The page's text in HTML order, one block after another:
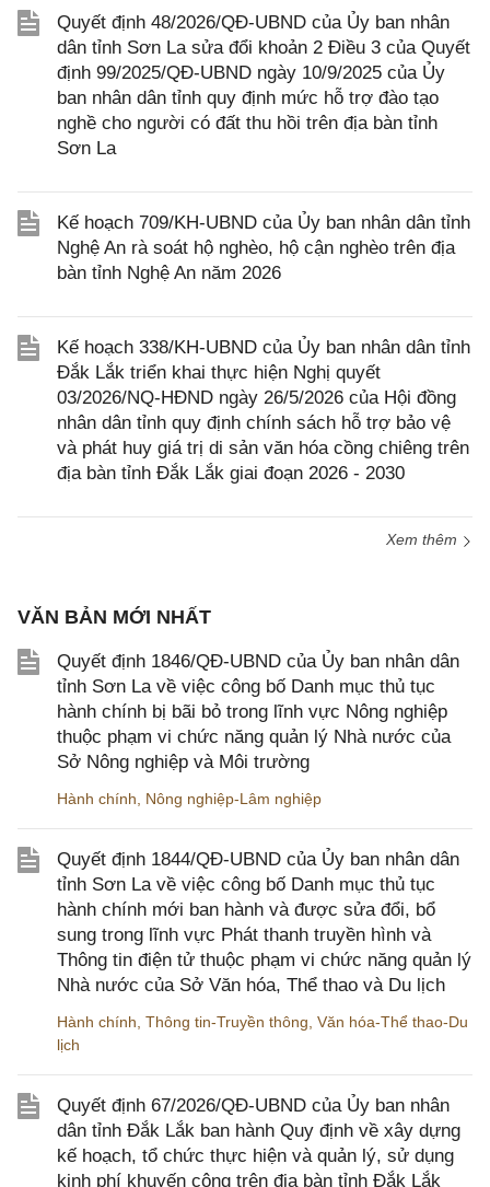
Quyết định 48/2026/QĐ-UBND của Ủy ban nhân
dân tỉnh Sơn La sửa đổi khoản 2 Điều 3 của Quyết
định 99/2025/QĐ-UBND ngày 10/9/2025 của Ủy
ban nhân dân tỉnh quy định mức hỗ trợ đào tạo
nghề cho người có đất thu hồi trên địa bàn tỉnh
Sơn La
Kế hoạch 709/KH-UBND của Ủy ban nhân dân tỉnh
Nghệ An rà soát hộ nghèo, hộ cận nghèo trên địa
bàn tỉnh Nghệ An năm 2026
Kế hoạch 338/KH-UBND của Ủy ban nhân dân tỉnh
Đắk Lắk triển khai thực hiện Nghị quyết
03/2026/NQ-HĐND ngày 26/5/2026 của Hội đồng
nhân dân tỉnh quy định chính sách hỗ trợ bảo vệ
và phát huy giá trị di sản văn hóa cồng chiêng trên
địa bàn tỉnh Đắk Lắk giai đoạn 2026 - 2030
Xem thêm
VĂN BẢN MỚI NHẤT
Quyết định 1846/QĐ-UBND của Ủy ban nhân dân
tỉnh Sơn La về việc công bố Danh mục thủ tục
hành chính bị bãi bỏ trong lĩnh vực Nông nghiệp
thuộc phạm vi chức năng quản lý Nhà nước của
Sở Nông nghiệp và Môi trường
Hành chính, Nông nghiệp-Lâm nghiệp
Quyết định 1844/QĐ-UBND của Ủy ban nhân dân
tỉnh Sơn La về việc công bố Danh mục thủ tục
hành chính mới ban hành và được sửa đổi, bổ
sung trong lĩnh vực Phát thanh truyền hình và
Thông tin điện tử thuộc phạm vi chức năng quản lý
Nhà nước của Sở Văn hóa, Thể thao và Du lịch
Hành chính, Thông tin-Truyền thông, Văn hóa-Thể thao-Du
lịch
Quyết định 67/2026/QĐ-UBND của Ủy ban nhân
dân tỉnh Đắk Lắk ban hành Quy định về xây dựng
kế hoạch, tổ chức thực hiện và quản lý, sử dụng
kinh phí khuyến công trên địa bàn tỉnh Đắk Lắk